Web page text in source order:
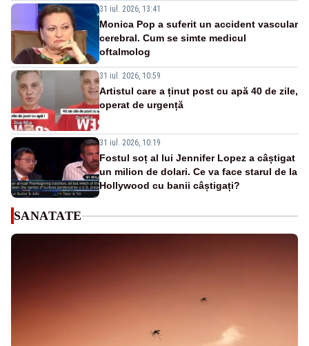
31 iul. 2026, 13:41
Monica Pop a suferit un accident vascular
cerebral. Cum se simte medicul
oftalmolog
31 iul. 2026, 10:59
Artistul care a ținut post cu apă 40 de zile,
operat de urgență
31 iul. 2026, 10:19
Fostul soț al lui Jennifer Lopez a câștigat
un milion de dolari. Ce va face starul de la
Hollywood cu banii câștigați?
SANATATE